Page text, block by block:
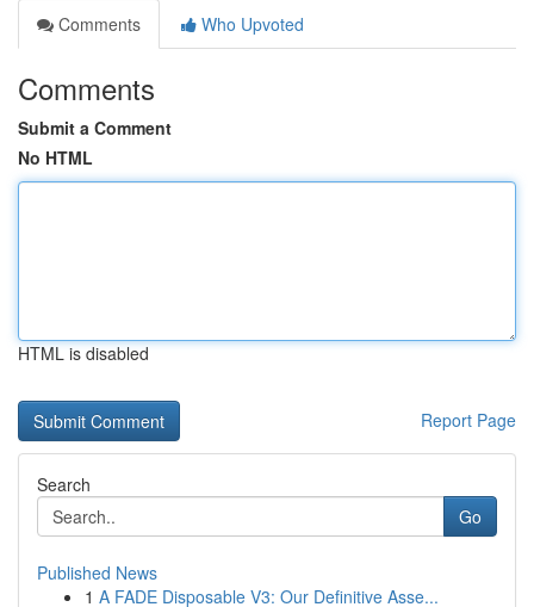
Comments
Who Upvoted
Comments
Submit a Comment
No HTML
HTML is disabled
Report Page
Search
Go
Published News
1 A FADE Disposable V3: Our Definitive Asse...